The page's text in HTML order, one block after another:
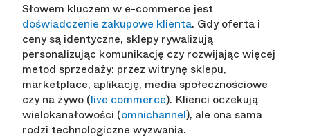
Słowem kluczem w e-commerce jest
doświadczenie zakupowe klienta. Gdy oferta i
ceny są identyczne, sklepy rywalizują
personalizując komunikację czy rozwijając więcej
metod sprzedaży: przez witrynę sklepu,
marketplace, aplikację, media społecznościowe
czy na żywo (live commerce). Klienci oczekują
wielokanałowości (omnichannel), ale ona sama
rodzi technologiczne wyzwania.